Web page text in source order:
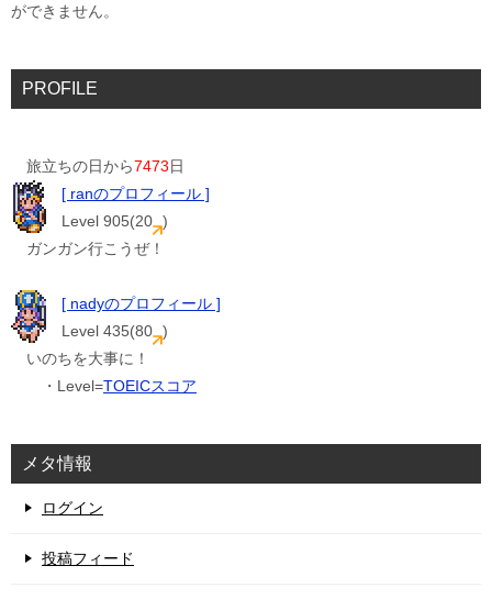
ができません。
PROFILE
旅立ちの日から7473日
[ ranのプロフィール ]
Level 905(20 )
ガンガン行こうぜ！
[ nadyのプロフィール ]
Level 435(80 )
いのちを大事に！
・Level=TOEICスコア
メタ情報
ログイン
投稿フィード